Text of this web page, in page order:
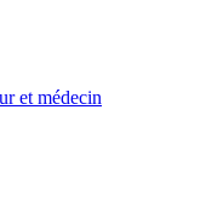
et médecin